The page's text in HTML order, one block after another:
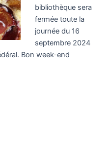
bibliothèque sera
fermée toute la
journée du 16
septembre 2024
Bon week-end